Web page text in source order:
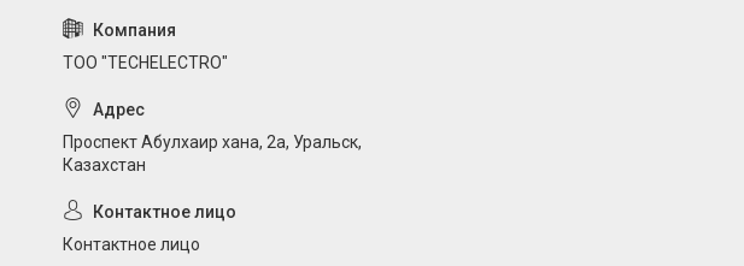
ТОО "TECHELECTRO"
Проспект Абулхаир хана, 2а, Уральск,
Казахстан
Контактное лицо